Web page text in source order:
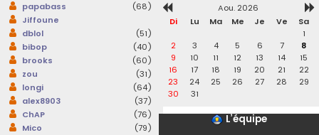
papabass
(68)
Jiffoune
dblol
(51)
bibop
(40)
brooks
(60)
zou
(31)
longi
(64)
alex8903
(37)
ChAP
(76)
Mico
(79)
Aou. 2026
Di
Lu Ma Me Je Ve
Sa
1
2
3 4 5 6 7
8
9
10 11 12 13 14
15
16
17 18 19 20 21
22
23
24 25 26 27 28
29
30
31
L’équipe